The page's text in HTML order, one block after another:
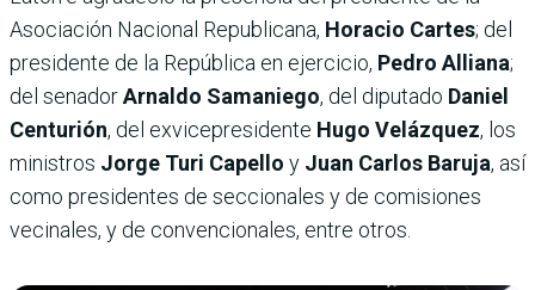
Asociación Nacional Republicana, Horacio Cartes; del
presidente de la República en ejercicio, Pedro Alliana;
del senadorArnaldo Samaniego, del diputado Daniel
Centurión, del exvicepresidente Hugo Velázquez, los
ministros Jorge Turi Capello y Juan Carlos Baruja, así
como presidentes de seccionales y de comisiones
vecinales, y de convencionales, entre otros.